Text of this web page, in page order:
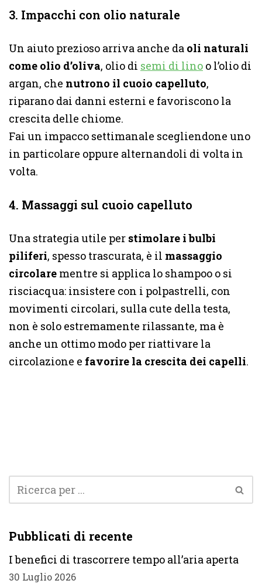
3. Impacchi con olio naturale
Un aiuto prezioso arriva anche da oli naturali
come olio d’oliva, olio di semi di lino o l’olio di
argan, che nutrono il cuoio capelluto,
riparano dai danni esterni e favoriscono la
crescita delle chiome.
Fai un impacco settimanale scegliendone uno
in particolare oppure alternandoli di volta in
volta.
4. Massaggi sul cuoio capelluto
Una strategia utile per stimolare i bulbi
piliferi, spesso trascurata, è il massaggio
circolare mentre si applica lo shampoo o si
risciacqua: insistere con i polpastrelli, con
movimenti circolari, sulla cute della testa,
non è solo estremamente rilassante, ma è
anche un ottimo modo per riattivare la
circolazione e favorire la crescita dei capelli.
Pubblicati di recente
I benefici di trascorrere tempo all’aria aperta
30 Luglio 2026